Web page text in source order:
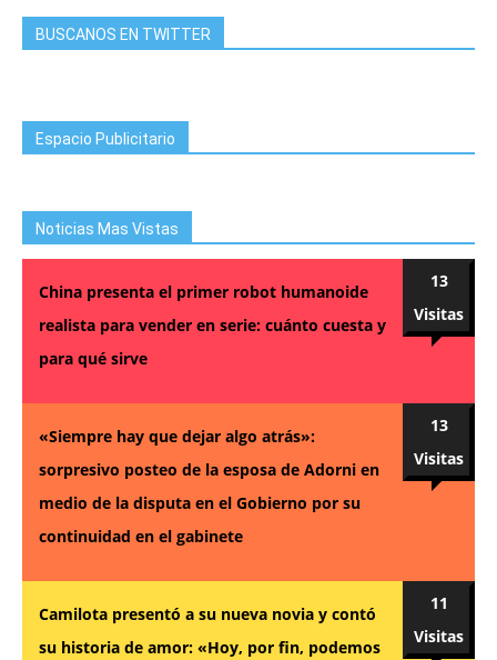
BUSCANOS EN TWITTER
Espacio Publicitario
Noticias Mas Vistas
China presenta el primer robot humanoide
realista para vender en serie: cuánto cuesta y
para qué sirve
13
Visitas
«Siempre hay que dejar algo atrás»:
sorpresivo posteo de la esposa de Adorni en
medio de la disputa en el Gobierno por su
continuidad en el gabinete
13
Visitas
Camilota presentó a su nueva novia y contó
su historia de amor: «Hoy, por fin, podemos
11
Visitas